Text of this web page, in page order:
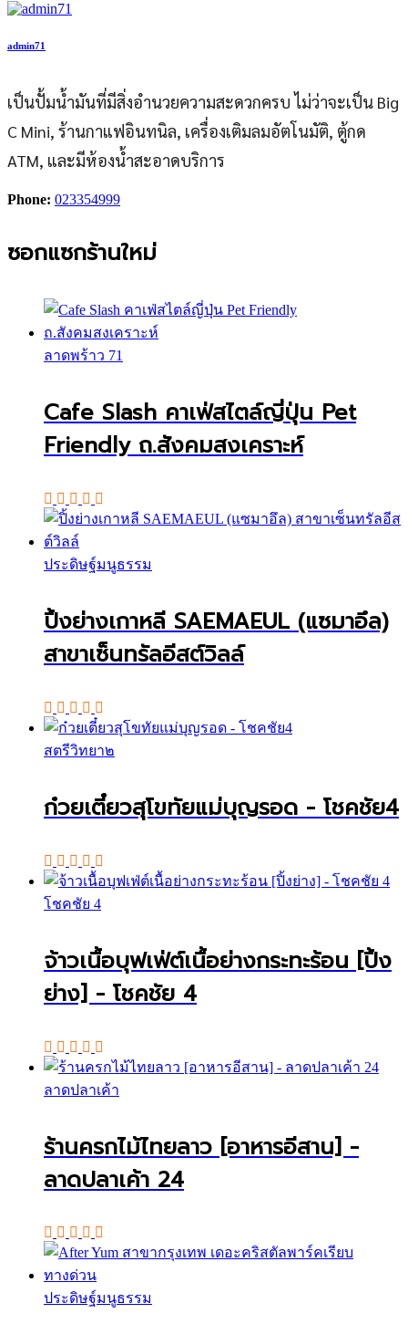
admin71
เป็นปั้มน้ำมันที่มีสิ่งอำนวยความสะดวกครบ ไม่ว่าจะเป็น Big
C Mini, ร้านกาแฟอินทนิล, เครื่องเติมลมอัตโนมัติ, ตู้กด
ATM, และมีห้องน้ำสะอาดบริการ
Phone: 023354999
ซอกแซกร้านใหม่
ลาดพร้าว 71
Cafe Slash คาเฟ่สไตล์ญี่ปุ่น Pet
Friendly ถ.สังคมสงเคราะห์
ประดิษฐ์มนูธรรม
ปิ้งย่างเกาหลี SAEMAEUL (แซมาอึล)
สาขาเซ็นทรัลอีสต์วิลล์
สตรีวิทยา๒
ก๋วยเตี๋ยวสุโขทัยแม่บุญรอด - โชคชัย4
โชคชัย 4
จ้าวเนื้อบุฟเฟ่ต์เนื้อย่างกระทะร้อน [ปิ้ง
ย่าง] - โชคชัย 4
ลาดปลาเค้า
ร้านครกไม้ไทยลาว [อาหารอีสาน] -
ลาดปลาเค้า 24
ประดิษฐ์มนูธรรม